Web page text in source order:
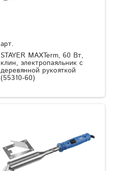
арт.
STAYER MAXTerm, 60 Вт,
клин, электропаяльник с
деревянной рукояткой
(55310-60)